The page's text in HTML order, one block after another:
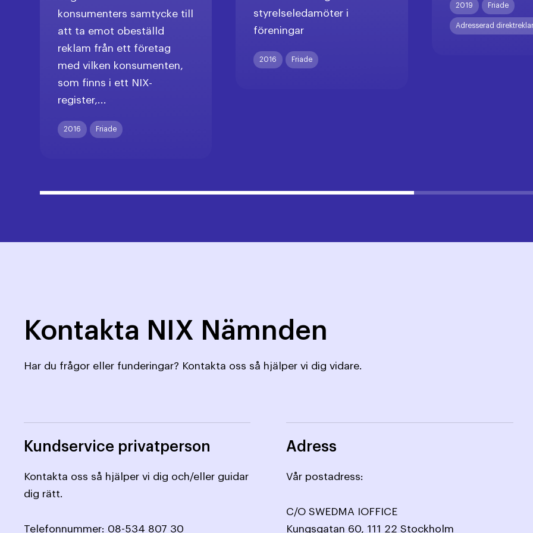
konsumenters samtycke till
att ta emot obeställd
reklam från ett företag
med vilken konsumenten,
som finns i ett NIX-
register,...
2016 Friade
styrelseledamöter i
föreningar
2016 Friade
2019 Friade
Adresserad
Kontakta NIX Nämnden
Har du frågor eller funderingar? Kontakta oss så hjälper vi dig vidare.
Kundservice privatperson
Kontakta oss så hjälper vi dig och/eller guidar
dig rätt.
Telefonnummer: 08-534 807 30
Adress
Vår postadress:
C/O SWEDMA IOFFICE
Kungsgatan 60, 111 22 Stockholm